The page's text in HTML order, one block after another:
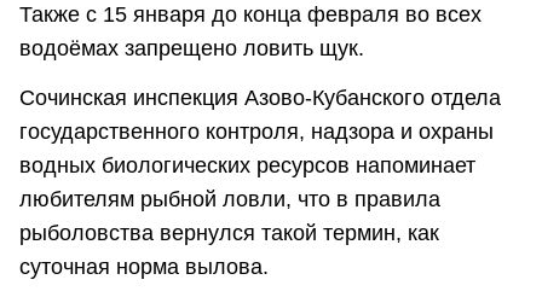
Также с 15 января до конца февраля во всех
водоёмах запрещено ловить щук.
Сочинская инспекция Азово-Кубанского отдела
государственного контроля, надзора и охраны
водных биологических ресурсов напоминает
любителям рыбной ловли, что в правила
рыболовства вернулся такой термин, как
суточная норма вылова.